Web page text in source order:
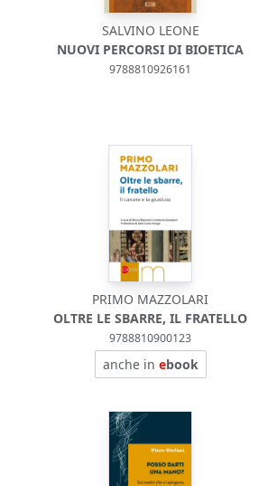
SALVINO LEONE
NUOVI PERCORSI DI BIOETICA
9788810926161
PRIMO MAZZOLARI
OLTRE LE SBARRE, IL FRATELLO
9788810900123
anche in ebook